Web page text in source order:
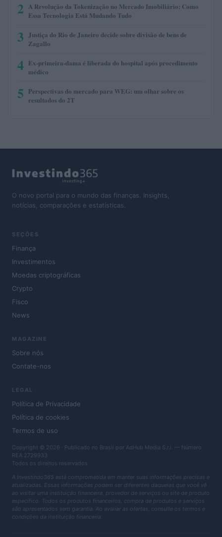
2 A Revolução da Tokenização no Mercado Imobiliário: Como
Essa Tecnologia Está Mudando Tudo
3
Justiça do Rio de Janeiro decide sobre divisão de bens de
Zagallo
4 Ex-primeira-dama é liberada do hospital após procedimento
médico
5 Perspectivas do mercado para WEG: um olhar sobre os
resultados do 2T
O novo portal para o mundo das finanças. Insights,
notícias, comparações e estatísticas.
SEÇÕES
Finança
Investimentos
Moedas criptográficas
Crypto
Fisco
News
MAGAZINE
Sobre nós
Contate-nos
LEGAL
Política de Privacidade
Política de cookies
Termos de uso
Copyright © 2026 · Publicado no Brasil por AdHub Media S.r.l. — Número
REA 2729933
Todos os direitos reservados
A Investindo365 está comprometida em manter suas informações precisas e
atualizadas. Essas informações podem ser diferentes daquelas que você vê
ao visitar uma instituição financeira, provedor de serviços ou site de produto
específico. Todos os produtos financeiros, compra de produtos e serviços
são apresentados sem garantia. Ao avaliar as ofertas, consulte os termos e
condições da instituição financeira.